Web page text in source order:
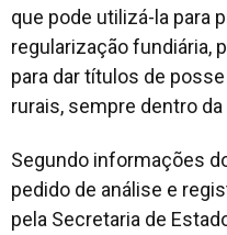
que pode utilizá-la para
regularização fundiária,
para dar títulos de
rurais, sempre dentro da
Segundo informações
pedido de análise e
pela Secretaria de